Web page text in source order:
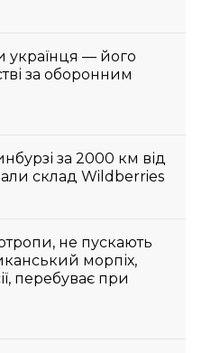
українця — його
за оборонним
за 2000 км від
склад Wildberries
не пускають
морпіх,
перебуває при